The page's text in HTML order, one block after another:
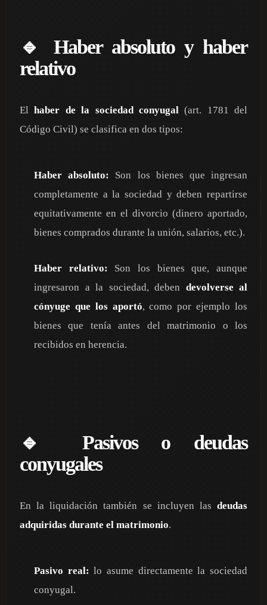
🔹 Haber absoluto y haber
relativo
Elhaber de la sociedad conyugal(art. 1781 del
Código Civil) se clasifica en dos tipos:
Haber absoluto:
Son los bienes que ingresan
completamente a la sociedad y deben repartirse
equitativamente en el divorcio (dinero aportado,
bienes comprados durante la unión, salarios, etc.).
Haber relativo: Son los bienes que, aunque
ingresaron a la sociedad, deben devolverse al
cónyuge que los aportó, como por ejemplo los
bienes que tenía antes del matrimonio o los
recibidos en herencia.
🔹 Pasivos o deudas
conyugales
En la liquidación también se incluyen las deudas
adquiridas durante el matrimonio.
Pasivo real: lo asume directamente la sociedad
conyugal.